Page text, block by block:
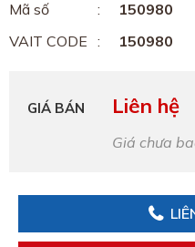
Mã số
150980
VAIT CODE
150980
GIÁ BÁN Liên hệ
Giá chưa